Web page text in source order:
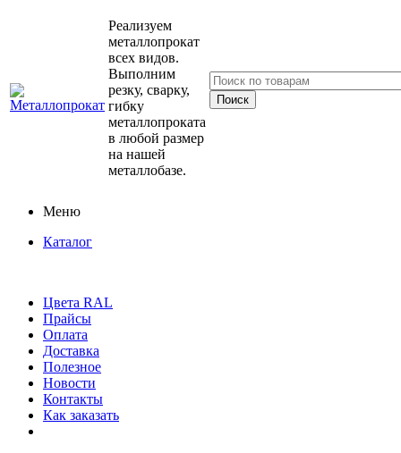
Реализуем
металлопрокат
всех видов.
Выполним
резку, сварку,
гибку
металлопроката
в любой размер
на нашей
металлобазе.
Меню
Каталог
Цвета RAL
Прайсы
Оплата
Доставка
Полезное
Новости
Контакты
Как заказать